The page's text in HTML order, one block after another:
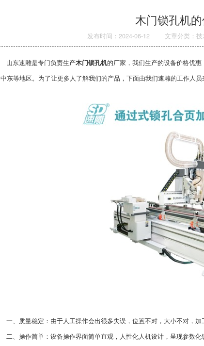
木门锁孔机
发布时间：2024-06-12 文章分类：技
山东速雕是专门负责生产木门锁孔机的厂家，我们生产的设备价格优惠
中东等地区。为了让更多人了解我们的产品，下面由我们速雕的工作人员
一、质量稳定：由于人工操作会出很多失误，位置不对，大小不对，加
二、操作简单：设备操作界面简单直观，人性化人机设计，呈现参数